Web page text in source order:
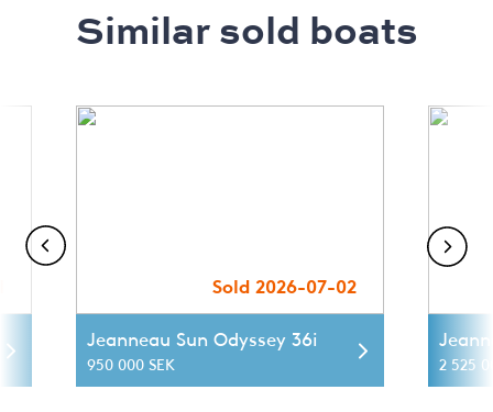
Similar sold boats
Sold 2026-07-02
Jeanneau Sun Odyssey 36i
950 000 SEK 2 525